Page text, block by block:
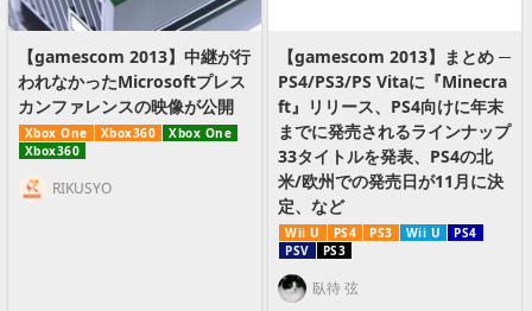
【gamescom 2013】中継が行
われなかったMicrosoftプレス
カンファレンスの映像が公開
Xbox One Xbox360
Xbox One
Xbox360
RIKUSYO
【gamescom 2013】まとめ ─
PS4/PS3/PS Vitaに『Minecra
ft』リリース、PS4向けに年末
までに発売されるラインナップ
33タイトルを発表、PS4の北
米/欧州での発売日が11月に決
定、など
Wii U PS4 PS3 Wii U
PS4
PSV
PS3
臥待 弦